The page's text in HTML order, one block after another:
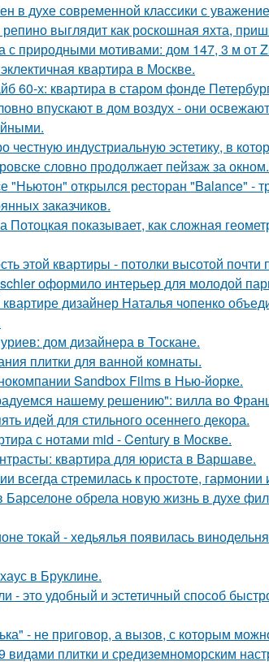
в духе современной классики с
выглядит как роскошная яхта,
с природными мотивами: дом 147, 3 м от
квартира в Москве.
60-х: квартира в старом фонде
впускают в дом воздух - они
честную индустриальную эстетику, в
словно продолжает пейзаж за окном.
"Ньютон" открылся ресторан "Balance" -
заказчиков.
Потоцкая показывает, как сложная
этой квартиры - потолки высотой почти
оформило интерьер для молодой
дизайнер Наталья чопенко
дом дизайнера в Тоскане.
плитки для ванной комнаты.
Sandbox Films в Нью-йорке.
нашему решению": вилла во
идей для стильного осеннего декора.
с нотами mid - Century в Москве.
квартира для юриста в Варшаве.
всегда стремилась к простоте,
Барселоне обрела новую жизнь в духе
токай - хедьялья появилась
в Бруклине.
- это удобный и эстетичный способ
- не приговор, а вызов, с которым
видами плитки и средиземноморским